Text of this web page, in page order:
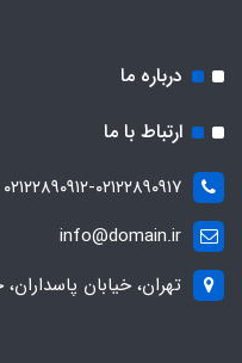
درباره ما
ارتباط با ما
۰۲۱۲۲۸۹۰۹۱۲-۰۲۱۲۲۸۹۰۹۱۷
info@domain.ir
تهران، خیابان